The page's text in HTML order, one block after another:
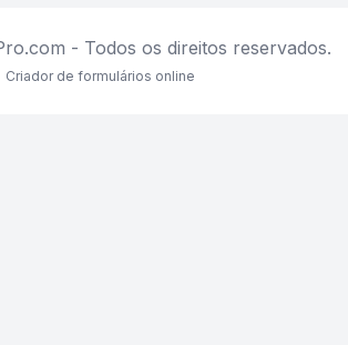
- Todos os direitos reservados.
Criador de formulários online